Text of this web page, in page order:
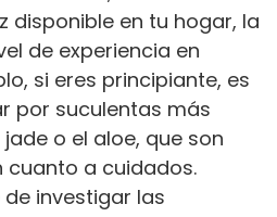
disponible en tu hogar, la
de experiencia en
si eres principiante, es
por suculentas más
o el aloe, que son
cuanto a cuidados.
investigar las